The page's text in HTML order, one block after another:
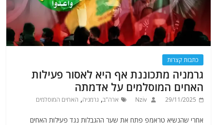
כתבות קצרות
גרמניה מתכוננת אף היא לאסור פעילות
האחים המוסלמים על אדמתה
29/11/2025
Nziv ארה"ב, גרמניה, האחים המוסלמים
אחרי שהנשיא טראמפ פתח את שער ההגבלות נגד פעילות האחים